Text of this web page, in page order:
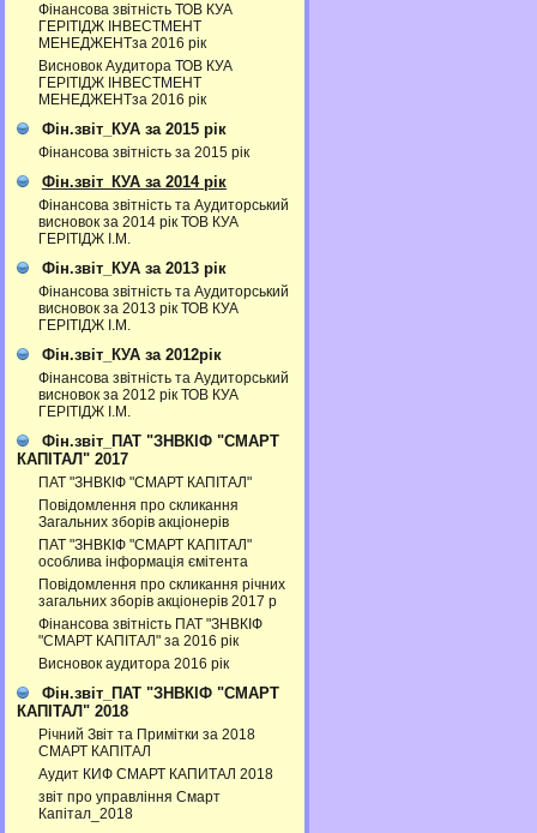
Фінансова звітність ТОВ КУА
ГЕРІТІДЖ ІНВЕСТМЕНТ
МЕНЕДЖЕНТза 2016 рік
Висновок Аудитора ТОВ КУА
ГЕРІТІДЖ ІНВЕСТМЕНТ
МЕНЕДЖЕНТза 2016 рік
Фін.звіт_КУА за 2015 рік
Фінансова звітність за 2015 рік
Фін.звіт_КУА за 2014 рік
Фінансова звітність та Аудиторський
висновок за 2014 рік ТОВ КУА
ГЕРІТІДЖ І.М.
Фін.звіт_КУА за 2013 рік
Фінансова звітність та Аудиторський
висновок за 2013 рік ТОВ КУА
ГЕРІТІДЖ І.М.
Фін.звіт_КУА за 2012рік
Фінансова звітність та Аудиторський
висновок за 2012 рік ТОВ КУА
ГЕРІТІДЖ І.М.
Фін.звіт_ПАТ "ЗНВКІФ "СМАРТ
КАПІТАЛ" 2017
ПАТ "ЗНВКІФ "СМАРТ КАПІТАЛ"
Повідомлення про скликання
Загальних зборів акціонерів
ПАТ "ЗНВКІФ "СМАРТ КАПІТАЛ"
особлива інформація ємітента
Повідомлення про скликання річних
загальних зборів акціонерів 2017 р
Фінансова звітність ПАТ "ЗНВКІФ
"СМАРТ КАПІТАЛ" за 2016 рік
Висновок аудитора 2016 рік
Фін.звіт_ПАТ "ЗНВКІФ "СМАРТ
КАПІТАЛ" 2018
Річний Звіт та Примітки за 2018
СМАРТ КАПІТАЛ
Аудит КИФ СМАРТ КАПИТАЛ 2018
звіт про управління Смарт
Капітал_2018